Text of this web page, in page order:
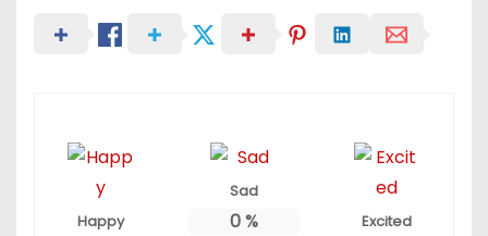
Happy
Sad
0% Excited